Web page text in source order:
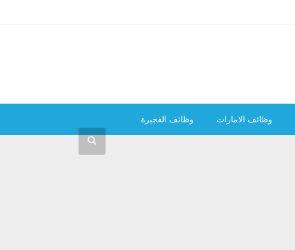
وظائف الامارات وظائف الفجيرة